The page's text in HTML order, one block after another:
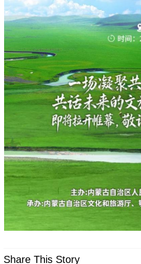
Share This Story